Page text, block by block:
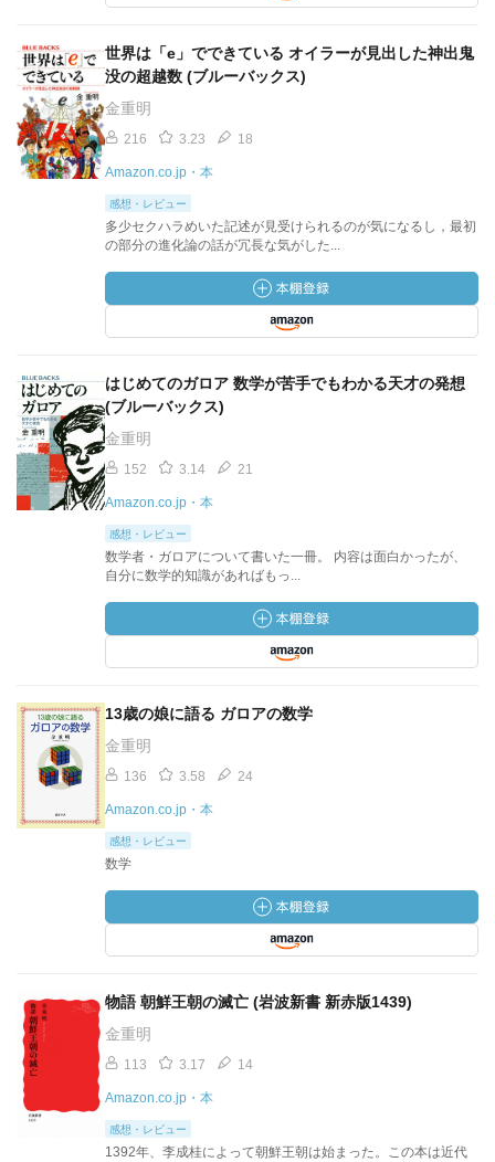
世界は「e」でできている オイラーが見出した神出鬼
没の超越数 (ブルーバックス)
金重明
216 3.23 18
Amazon.co.jp・本
感想・レビュー
多少セクハラめいた記述が見受けられるのが気になるし，最初
の部分の進化論の話が冗長な気がした...
はじめてのガロア 数学が苦手でもわかる天才の発想
(ブルーバックス)
金重明
152 3.14 21
Amazon.co.jp・本
感想・レビュー
数学者・ガロアについて書いた一冊。 内容は面白かったが、
自分に数学的知識があればもっ...
13歳の娘に語る ガロアの数学
金重明
136 3.58 24
Amazon.co.jp・本
感想・レビュー
数学
物語 朝鮮王朝の滅亡 (岩波新書 新赤版1439)
金重明
113 3.17 14
Amazon.co.jp・本
感想・レビュー
1392年、李成桂によって朝鮮王朝は始まった。この本は近代